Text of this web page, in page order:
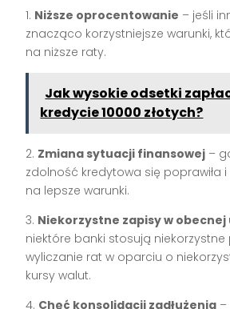
1. Niższe oprocentowanie – jeśli
znacząco korzystniejsze warunki,
na niższe raty.
Jak wysokie odsetki
kredycie 10000 złotych?
2. Zmiana sytuacji finansowej –
zdolność kredytowa się poprawiła
na lepsze warunki.
3. Niekorzystne zapisy w obecnej
niektóre banki stosują niekorzystne
wyliczanie rat w oparciu o
kursy walut.
4. Chęć konsolidacji zadłużenia